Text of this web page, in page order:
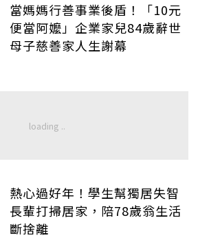
當媽媽行善事業後盾！「10元
便當阿嬤」企業家兒84歲辭世
母子慈善家人生謝幕
熱心過好年！學生幫獨居失智
長輩打掃居家，陪78歲翁生活
斷捨離